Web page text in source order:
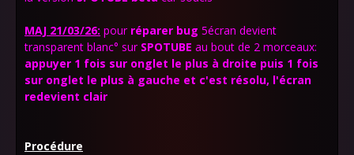
MAJ 21/03/26: pour réparer bug 5écran devient
transparent blanc° sur SPOTUBE au bout de 2 morceaux:
appuyer 1 fois sur onglet le plus à droite puis 1 fois
sur onglet le plus à gauche et c'est résolu, l'écran
redevient clair
Procédure